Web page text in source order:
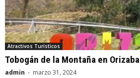
Atractivos Turísticos
Tobogán de la Montaña en Orizaba
admin - marzo 31, 2024